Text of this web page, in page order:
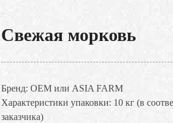
Свежая морковь
Бренд: OEM или ASIA FARM
Характеристики упаковки: 10 кг (в
заказчика)